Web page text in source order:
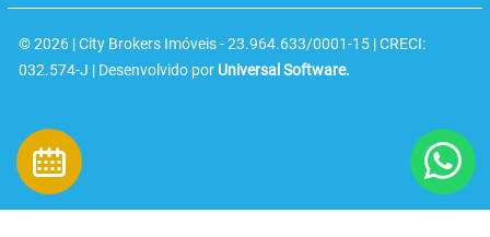
© 2026 | City Brokers Imóveis - 23.964.633/0001-15 | CRECI:
032.574-J | Desenvolvido por Universal Software.